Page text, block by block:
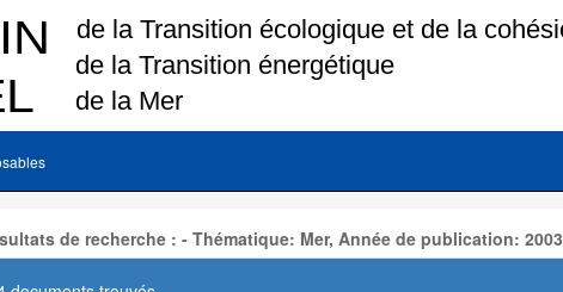
de recherche : - Thématique: Mer, Année de publication: 2003